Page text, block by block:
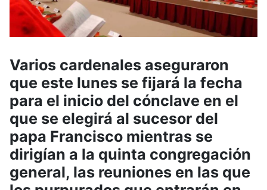
Varios cardenales aseguraron
que este lunes se fijará la fecha
para el inicio del cónclave en el
que se elegirá al sucesor del
papa Francisco mientras se
dirigían a la quinta congregación
general, las reuniones en las que